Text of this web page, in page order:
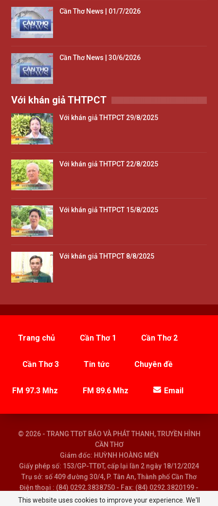
Cần Thơ News | 01/7/2026
Cần Thơ News | 30/6/2026
Với khán giả THTPCT
Với khán giả THTPCT 29/8/2025
Với khán giả THTPCT 22/8/2025
Với khán giả THTPCT 15/8/2025
Với khán giả THTPCT 8/8/2025
Trang chủ Cần Thơ 1 Cần Thơ 2
Cần Thơ 3 Tin tức Chuyên đề
FM 97.3 Mhz FM 89.6 Mhz Email
© 2026 - TRANG TTĐT BÁO VÀ PHÁT THANH, TRUYỀN HÌNH
CẦN THƠ
Giám đốc: HUỲNH HOÀNG MẾN
Giấy phép số: 153/GP-TTĐT, cấp lại lần 2 ngày 18/12/2024
Trụ sở: số 409 đường 30/4, P. Tân An, Thành phố Cần Thơ
Điện thoại : (84) 0292.3838750 - Fax: (84) 0292.3820199 -
Email : baoptth@cantho.gov.vn
This website uses cookies to improve your experience. We'll